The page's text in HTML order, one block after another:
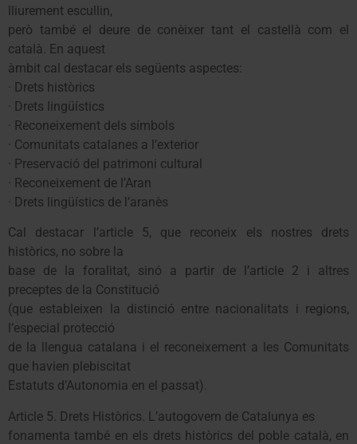
lliurement escullin,
però també el deure de conèixer tant el castellà com el
català. En aquest
àmbit cal destacar els següents aspectes:
· Drets històrics
· Drets lingüístics
· Reconeixement dels símbols
· Comunitats catalanes a l’exterior
· Preservació del patrimoni cultural
· Reconeixement de l’Aran
· Drets lingüístics de l’aranès
Cal destacar l’article 5, que reconeix els nostres drets
històrics, no sobre la
base de la foralitat, sinó a partir de l’article 2 i altres
preceptes de la Constitució
(que estableixen la distinció entre nacionalitats i regions,
l’especial protecció
de la llengua catalana i el reconeixement a les Comunitats
que havien plebiscitat
Estatuts d’Autonomia en el passat).
Article 5. Drets Històrics. L’autogovern de Catalunya es
fonamenta també en els drets històrics del poble català, en